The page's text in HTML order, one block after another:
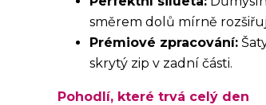
směrem dolů mírně
Prémiové zpracování:
skrytý zip v zadní části.
Pohodlí, které trvá celý den